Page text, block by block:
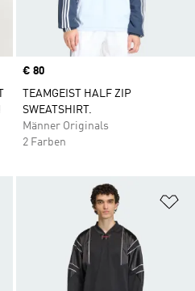
Price
€ 80
TEAMGEIST HALF ZIP
SWEATSHIRT.
Männer Originals
2 Farben
Zur Wunschliste hinzufügen